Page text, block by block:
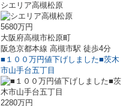
シエリア高槻松原
5680万円
大阪府高槻市松原町
阪急京都本線 高槻市駅 徒歩4分
■１００万円値下げしました■茨木
市山手台五丁目
2280万円